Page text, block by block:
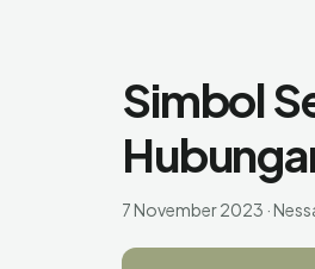
Simbol
7 November 2023 ·